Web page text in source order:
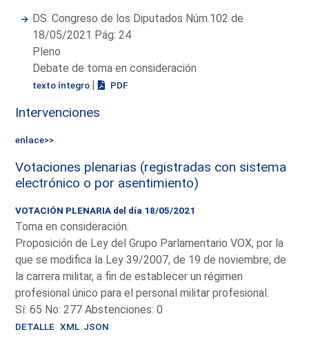
DS. Congreso de los Diputados Núm.102 de
18/05/2021 Pág: 24
Pleno
Debate de toma en consideración
texto íntegro | PDF
Intervenciones
enlace>>
Votaciones plenarias (registradas con sistema
electrónico o por asentimiento)
VOTACIÓN PLENARIA del día 18/05/2021
Toma en consideración.
Proposición de Ley del Grupo Parlamentario VOX, por la
que se modifica la Ley 39/2007, de 19 de noviembre, de
la carrera militar, a fin de establecer un régimen
profesional único para el personal militar profesional.
Sí: 65 No: 277 Abstenciones: 0
DETALLE XML JSON